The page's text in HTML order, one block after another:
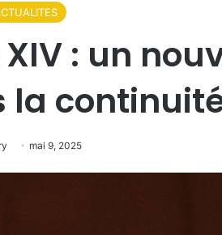
XIV : un
la
mai 9, 2025